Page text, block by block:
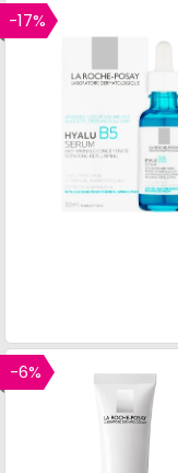
-17%
-6%